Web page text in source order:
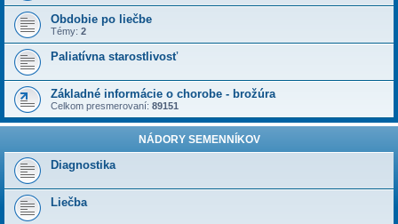
Obdobie po liečbe
Témy: 2
Paliatívna starostlivosť
Základné informácie o chorobe - brožúra
Celkom presmerovaní: 89151
NÁDORY SEMENNÍKOV
Diagnostika
Liečba